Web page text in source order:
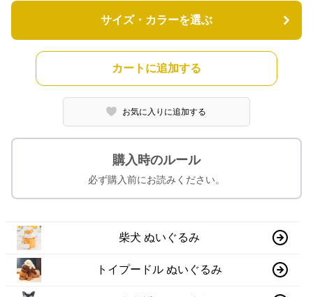
サイズ・カラーを選ぶ
カートに追加する
お気に入りに追加する
購入時のルール
必ず購入前にお読みください。
柴犬 ぬいぐるみ
トイプードル ぬいぐるみ